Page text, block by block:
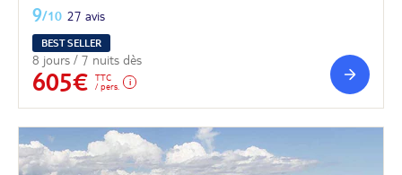
9/10 27 avis
BEST SELLER
8 jours / 7 nuits dès
605€
TTC
/ pers.